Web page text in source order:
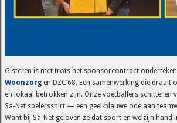
Gisteren is met trots het sponsorcontract
Woonzorg en DZC’68. Een samenwerking die
en lokaal betrokken zijn. Onze voetballers schitteren
Sa-Net spelersshirt — een geel-blauwe ode aan
Want bij Sa-Net geloven ze dat sport en welzijn hand